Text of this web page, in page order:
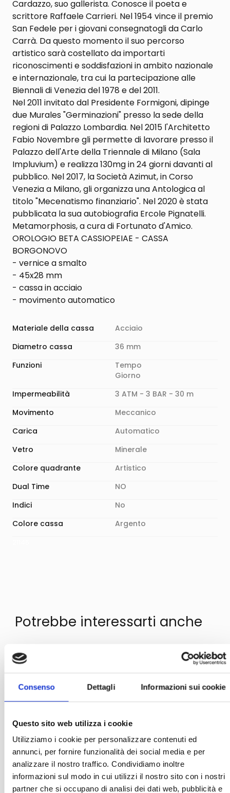
Consenso Dettagli Informazioni sui cookie
Questo sito web utilizza i cookie
Utilizziamo i cookie per personalizzare contenuti ed
annunci, per fornire funzionalità dei social media e per
analizzare il nostro traffico. Condividiamo inoltre
informazioni sul modo in cui utilizzi il nostro sito con i nostri
partner che si occupano di analisi dei dati web, pubblicità e
Cardazzo, suo gallerista. Conosce il poeta e
scrittore Raffaele Carrieri. Nel 1954 vince il premio
San Fedele per i giovani consegnatogli da Carlo
Carrà. Da questo momento il suo percorso
artistico sarà costellato da importarti
riconoscimenti e soddisfazioni in ambito nazionale
e internazionale, tra cui la partecipazione alle
Biennali di Venezia del 1978 e del 2011.
Nel 2011 invitato dal Presidente Formigoni, dipinge
due Murales "Germinazioni" presso la sede della
regioni di Palazzo Lombardia. Nel 2015 l'Architetto
Fabio Novembre gli permette di lavorare presso il
Palazzo dell'Arte della Triennale di Milano (Sala
Impluvium) e realizza 130mg in 24 giorni davanti al
pubblico. Nel 2017, la Società Azimut, in Corso
Venezia a Milano, gli organizza una Antologica al
titolo "Mecenatismo finanziario". Nel 2020 è stata
pubblicata la sua autobiografia Ercole Pignatelli.
Metamorphosis, a cura di Fortunato d'Amico.
OROLOGIO BETA CASSIOPEIAE - CASSA
BORGONOVO
- vernice a smalto
- 45x28 mm
- cassa in acciaio
- movimento automatico
Materiale della cassa
Acciaio
Diametro cassa
36 mm
Funzioni
Tempo
Giorno
Impermeabilità
3 ATM - 3 BAR - 30 m
Movimento
Meccanico
Carica
Automatico
Vetro
Minerale
Colore quadrante
Artistico
Dual Time
NO
Indici
No
Colore cassa
Argento
Potrebbe interessarti anche